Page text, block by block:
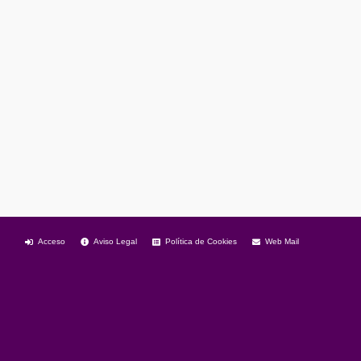
Acceso Aviso Legal Política de Cookies Web Mail